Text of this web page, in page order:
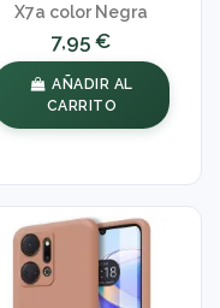
X7a color Negra
7,95 €
AÑADIR AL
CARRITO